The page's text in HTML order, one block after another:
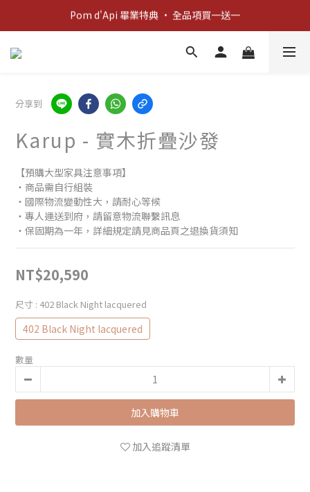
新客歡迎禮：輸入 "welcome10" 享首單九折！
分享到
Karup - 實木折疊沙發
【預購大型家具注意事項】
‧商品需自行組裝
‧國際物流變動性大，請耐心等候
‧專人運送到府，請留意物流聯繫訊息
‧保固期為一年，詳細規定請見商品頁之退換貨須知
NT$20,590
尺寸 : 402 Black Night lacquered
402 Black Night lacquered
數量
加入購物車
加入追蹤清單